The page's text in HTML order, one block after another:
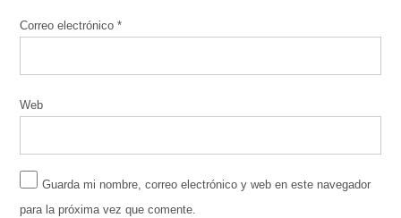
Correo electrónico*
Web
Guarda mi nombre, correo electrónico y web en este navegador
para la próxima vez que comente.